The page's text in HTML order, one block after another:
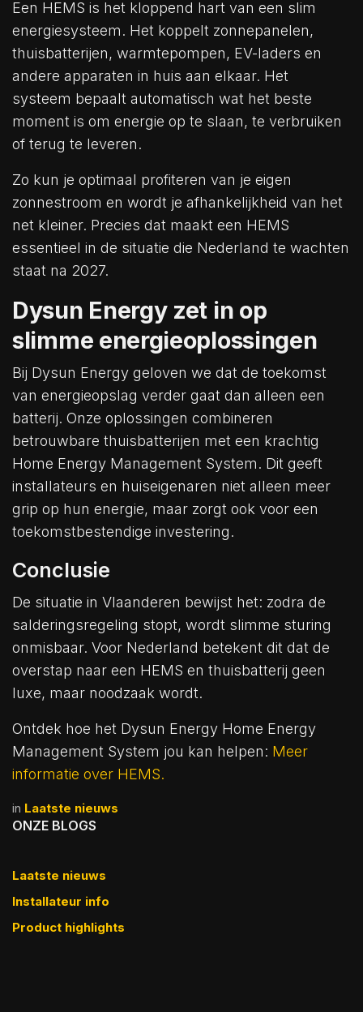
Een HEMS is het kloppend hart van een slim
energiesysteem. Het koppelt zonnepanelen,
thuisbatterijen, warmtepompen, EV-laders en
andere apparaten in huis aan elkaar. Het
systeem bepaalt automatisch wat het beste
moment is om energie op te slaan, te verbruiken
of terug te leveren.
Zo kun je optimaal profiteren van je eigen
zonnestroom en wordt je afhankelijkheid van het
net kleiner. Precies dat maakt een HEMS
essentieel in de situatie die Nederland te wachten
staat na 2027.
Dysun Energy zet in op
slimme energieoplossingen
Bij Dysun Energy geloven we dat de toekomst
van energieopslag verder gaat dan alleen een
batterij. Onze oplossingen combineren
betrouwbare thuisbatterijen met een krachtig
Home Energy Management System. Dit geeft
installateurs en huiseigenaren niet alleen meer
grip op hun energie, maar zorgt ook voor een
toekomstbestendige investering.
Conclusie
De situatie in Vlaanderen bewijst het: zodra de
salderingsregeling stopt, wordt slimme sturing
onmisbaar. Voor Nederland betekent dit dat de
overstap naar een HEMS en thuisbatterij geen
luxe, maar noodzaak wordt.
Ontdek hoe het Dysun Energy Home Energy
Management System jou kan helpen: Meer
informatie over HEMS.
in Laatste nieuws
ONZE BLOGS
Laatste nieuws
Installateur info
Product highlights